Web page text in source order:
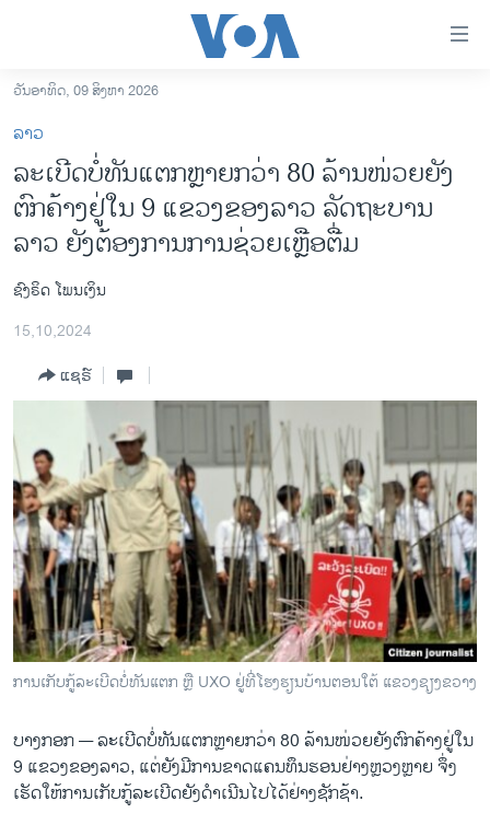
ເຂົ້າ
ຫາ
ຂ້າມ
ຂ້າມ
ໄປ
ຫາ
ຊອກ
ອາເມຣິກາ
ການເລືອກຕັ້ງ ປະທານາທີບໍດີ ສະຫະລັດ 2024
ອິດສະຫຼະພາບດ້ານການຂ່າວ
ຊີວິດຊາວລາວ
ຊຸມຊົນຊາວລາວ
ວິທະຍາສາດ-ເທັກໂນໂລຈີ
ທຸລະກິດ
ພາສາອັງກິດ
ວີດີໂອ
ສຽງ
ລາຍງານ
ຕິດຕາມພວກເຮົາ ທີ່
ວັນອາທິດ, 09 ສິງຫາ 2026
ລາວ
ລະເບີດບໍ່ທັນແຕກຫຼາຍກວ່າ 80 ລ້ານໜ່ວຍຍັງ
ຕົກຄ້າງຢູ່ໃນ 9 ແຂວງຂອງລາວ ລັດຖະບານ
ລາວ ຍັງຕ້ອງການການຊ່ວຍເຫຼືອຕື່ມ
ຊົງຣິດ ໂພນເງິນ
15,10,2024
ແຊຣ໌
ການເກັບກູ້ລະເບີດບໍ່ທັນແຕກ ຫຼື UXO ຢູ່ທີ່ໂຮງຮຽນບ້ານຕອນໃຕ້ ແຂວງຊຽງຂວາງ
ບາງກອກ —ລະເບີດບໍ່ທັນແຕກຫຼາຍກວ່າ 80 ລ້ານໜ່ວຍຍັງຕົກຄ້າງຢູ່ໃນ
9 ແຂວງຂອງລາວ, ແຕ່ຍັງມີການຂາດແຄນທຶນຮອນຢ່າງຫຼວງຫຼາຍ ຈຶ່ງ
ເຮັດໃຫ້ການ​ເກັບກູ້​ລະ​ເບີດ​ຍັງ​ດຳເນີນໄປໄດ້ຢ່າງຊັກ​ຊ້າ.